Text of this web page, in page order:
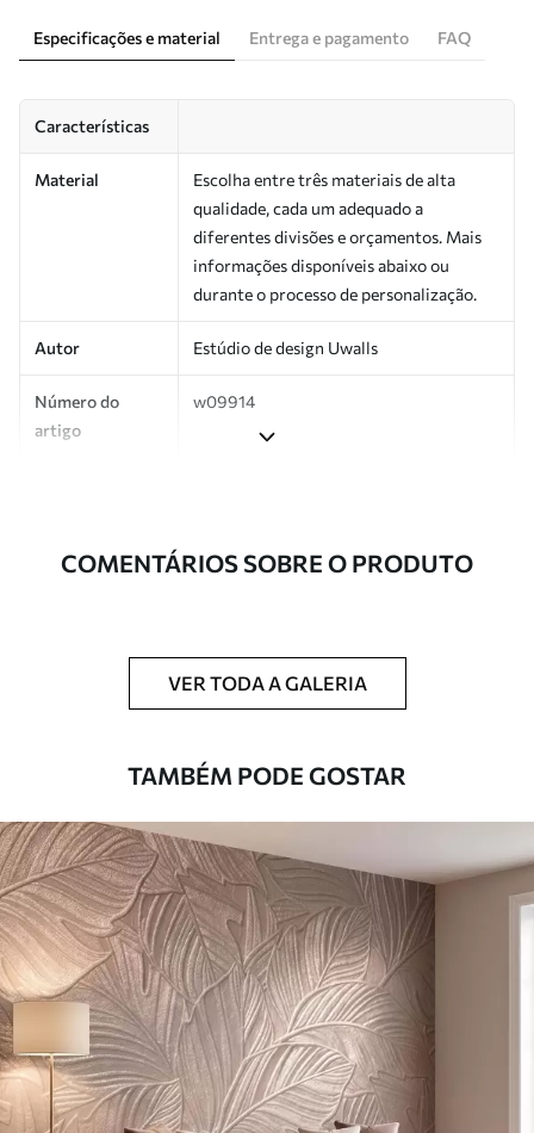
Especificações e material Entrega e pagamento FAQ
Características
Material
Escolha entre três materiais de alta
qualidade, cada um adequado a
diferentes divisões e orçamentos. Mais
informações disponíveis abaixo ou
durante o processo de personalização.
Autor Estúdio de design Uwalls
Número do
artigo
w09914
rolos de até 50 cm de largura.
revestimento de verniz podem ser limpos
com água.
Método de
aplicação
Aplicação perfeita
Materiais disponíveis
Standard
27.00€/m²
Premium
COMENTÁRIOS SOBRE O PRODUTO
VER TODA A GALERIA
TAMBÉM PODE GOSTAR